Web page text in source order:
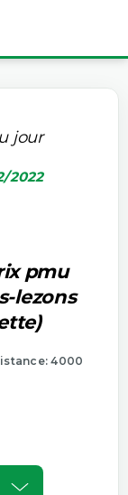
jour
2022
pmu
lezons
4000